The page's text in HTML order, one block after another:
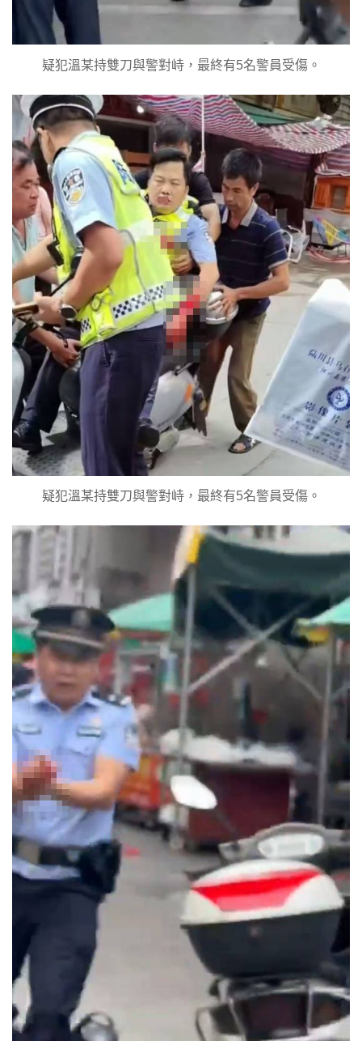
疑犯溫某持雙刀與警對峙，最終有5名警員受傷。
疑犯溫某持雙刀與警對峙，最終有5名警員受傷。